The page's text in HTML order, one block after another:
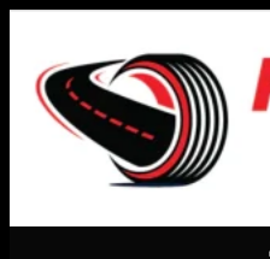
obsah